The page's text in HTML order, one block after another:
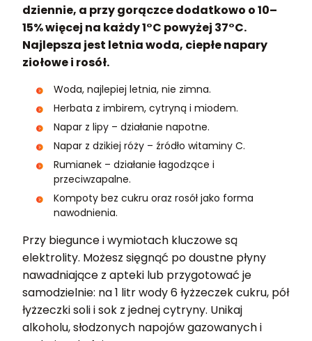
dziennie, a przy gorączce dodatkowo o 10–
15% więcej na każdy 1°C powyżej 37°C.
Najlepsza jest letnia woda, ciepłe napary
ziołowe i rosół.
Woda, najlepiej letnia, nie zimna.
Herbata z imbirem, cytryną i miodem.
Napar z lipy – działanie napotne.
Napar z dzikiej róży – źródło witaminy C.
Rumianek – działanie łagodzące i
przeciwzapalne.
Kompoty bez cukru oraz rosół jako forma
nawodnienia.
Przy biegunce i wymiotach kluczowe są
elektrolity. Możesz sięgnąć po doustne płyny
nawadniające z apteki lub przygotować je
samodzielnie: na 1 litr wody 6 łyżzeczek cukru, pół
łyżzeczki soli i sok z jednej cytryny. Unikaj
alkoholu, słodzonych napojów gazowanych i